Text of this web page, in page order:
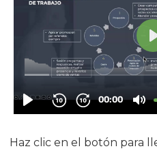
Haz clic en el botón para